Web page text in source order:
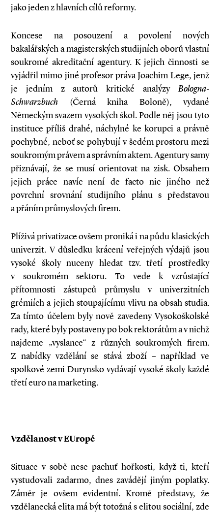
jako jeden z hlavních cílů reformy.
Koncese na posouzení a povolení nových
bakalářských a magisterských studijních oborů vlastní
soukromé akreditační agentury. K jejich činnosti se
vyjádřil mimo jiné profesor práva Joachim Lege, jenž
je jedním z autorů kritické analýzyBologna­
Schwarzbuch (Černá kniha Boloně), vydané
Německým svazem vysokých škol. Podle něj jsou tyto
instituce příliš drahé, náchylné ke korupci a právně
pochybné, neboť se pohybují v šedém prostoru mezi
soukromým právem a správním aktem. Agentury samy
přiznávají, že se musí orientovat na zisk. Obsahem
jejich práce navíc není de facto nic jiného než
povrchní srovnání studijního plánu s představou
a přáním průmyslových firem.
Plíživá privatizace ovšem proniká i na půdu klasických
univerzit. V důsledku krácení veřejných výdajů jsou
vysoké školy nuceny hledat tzv. třetí prostředky
v soukromém sektoru. To vede k vzrůstající
přítomnosti zástupců průmyslu v univerzitních
grémiích a jejich stoupajícímu vlivu na obsah studia.
Za tímto účelem byly nově zavedeny Vysokoškolské
rady, které byly postaveny po bok rektorátům a v nichž
najdeme „vyslance“ z různých soukromých firem.
Z nabídky vzdělání se stává zboží – například ve
spolkové zemi Durynsko vydávají vysoké školy každé
třetí euro na marketing.
Vzdělanost v EUropě
Situace v sobě nese pachuť hořkosti, když ti, kteří
vystudovali zadarmo, dnes zavádějí jiným poplatky.
Záměr je ovšem evidentní. Kromě představy, že
vzdělanecká elita má být totožná s elitou sociální, zde